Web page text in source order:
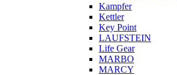
Kampfer
Kettler
Key Point
LAUFSTEIN
Life Gear
MARBO
MARCY